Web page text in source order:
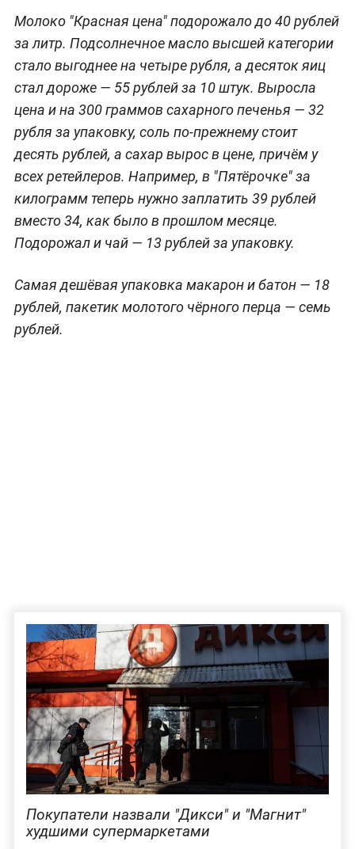
Молоко "Красная цена" подорожало до 40 рублей
за литр. Подсолнечное масло высшей категории
стало выгоднее на четыре рубля, а десяток яиц
стал дороже — 55 рублей за 10 штук. Выросла
цена и на 300 граммов сахарного печенья — 32
рубля за упаковку, соль по-прежнему стоит
десять рублей, а сахар вырос в цене, причём у
всех ретейлеров. Например, в "Пятёрочке" за
килограмм теперь нужно заплатить 39 рублей
вместо 34, как было в прошлом месяце.
Подорожал и чай — 13 рублей за упаковку.
Самая дешёвая упаковка макарон и батон — 18
рублей, пакетик молотого чёрного перца — семь
рублей.
Покупатели назвали "Дикси" и "Магнит"
худшими супермаркетами